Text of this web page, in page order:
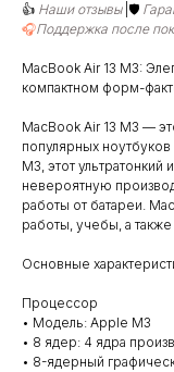
👍 Наши отзывы |🛡️
🎧Поддержка после
MacBook Air 13 M3:
компактном форм-
MacBook Air 13 M3 —
популярных
M3, этот
невероятную
работы от батареи.
работы, учебы, а
Основные
Процессор
• Модель: Apple M3
• 8 ядер: 4 ядра
• 8-ядерный